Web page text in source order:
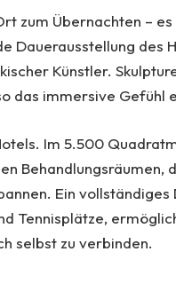
zum Übernachten –
Dauerausstellung des
Künstler.
das immersive Gefühl
Im 5.500
Ein
Tennisplätze,
selbst zu verbinden.